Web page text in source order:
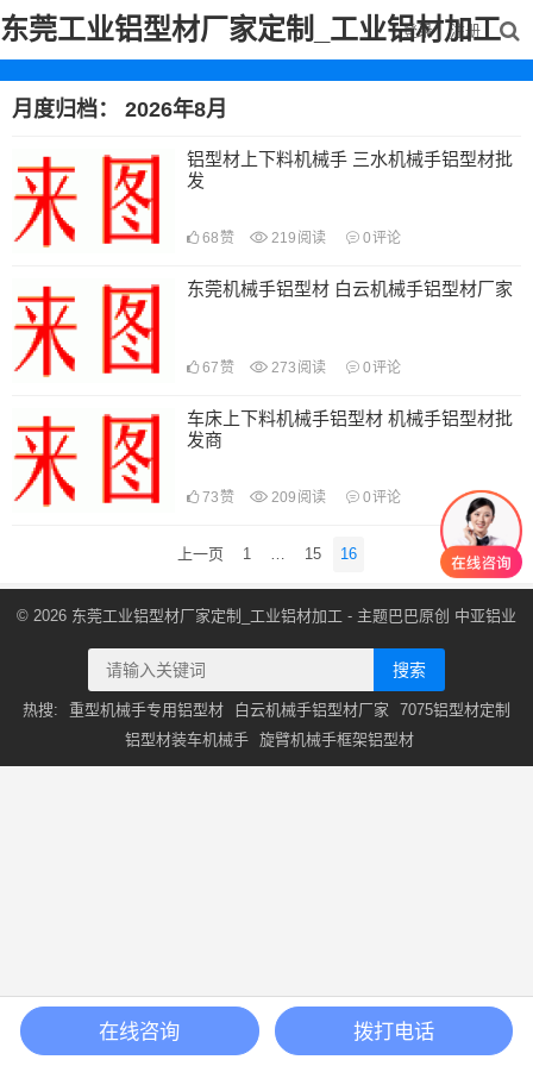
东莞工业铝型材厂家定制_工业铝材加工
登录 注册
月度归档： 2026年8月
铝型材上下料机械手 三水机械手铝型材批
发
68 赞 219 阅读 0评论
东莞机械手铝型材 白云机械手铝型材厂家
67 赞 273 阅读 0评论
车床上下料机械手铝型材 机械手铝型材批
发商
73 赞 209 阅读 0评论
上一页 1 15 16
© 2026 东莞工业铝型材厂家定制_工业铝材加工 - 主题巴巴原创 中亚铝业
搜索
热搜: 重型机械手专用铝型材 白云机械手铝型材厂家
7075铝型材定制
铝型材装车机械手 旋臂机械手框架铝型材
在线咨询 拨打电话